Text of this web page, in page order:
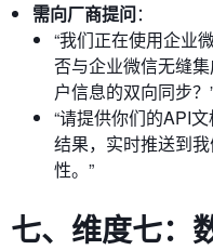
需向厂商提问：
“我们正在使用企业
否与企业微信无缝
户信息的双向同步？
“请提供你们的API
结果，实时推送到
性。”
七、维度七：